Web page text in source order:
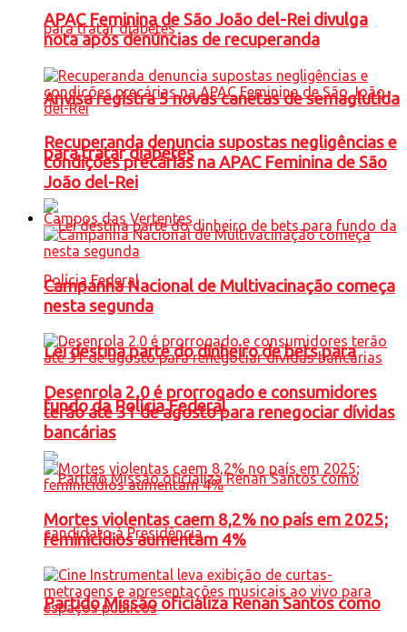
Anvisa registra 5 novas canetas de semaglutida
para tratar diabetes
Lei destina parte do dinheiro de bets para
fundo da Polícia Federal
Partido Missão oficializa Renan Santos como
APAC Feminina de São João del-Rei divulga
nota após denúncias de recuperanda
Recuperanda denuncia supostas negligências e
condições precárias na APAC Feminina de São
João del-Rei
Campos das Vertentes
Campanha Nacional de Multivacinação começa
nesta segunda
Desenrola 2.0 é prorrogado e consumidores
terão até 31 de agosto para renegociar dívidas
bancárias
Mortes violentas caem 8,2% no país em 2025;
feminicídios aumentam 4%